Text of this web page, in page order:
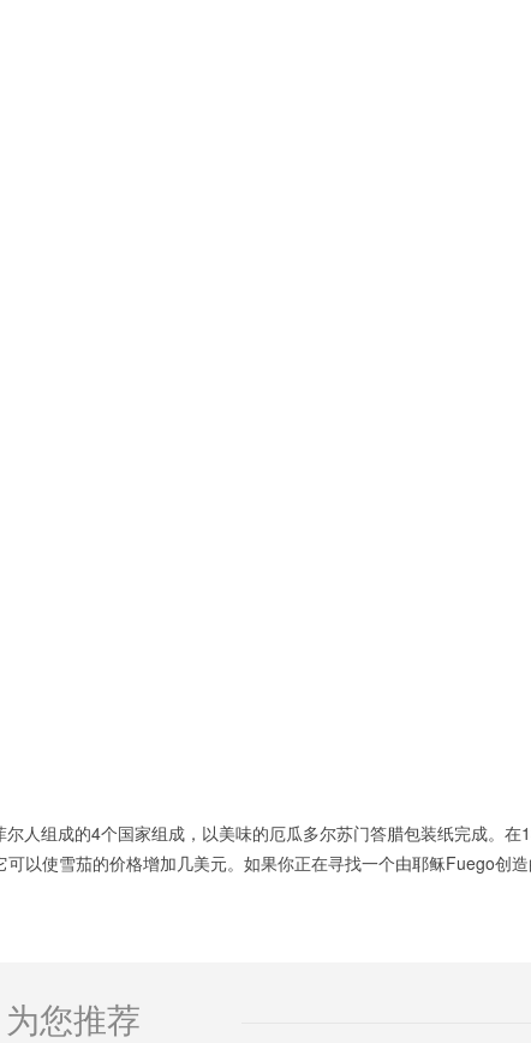
人组成的4个国家组成，以美味的厄瓜多尔苏门答腊包装纸完成。
以使雪茄的价格增加几美元。如果你正在寻找一个由耶稣Fuego创
为您推荐